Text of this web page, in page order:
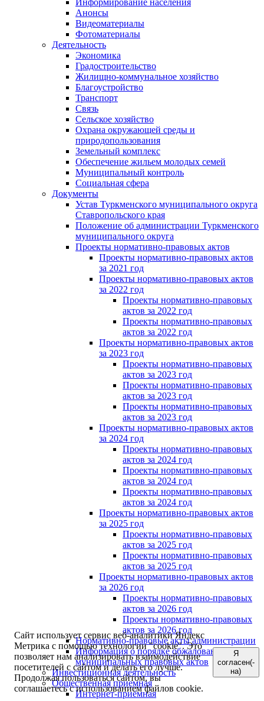
Анонсы
Видеоматериалы
Фотоматериалы
Деятельность
Экономика
Градостроительство
Жилищно-коммунальное хозяйство
Благоустройство
Транспорт
Связь
Сельское хозяйство
Охрана окружающей среды и
природопользования
Земельный комплекс
Обеспечение жильем молодых семей
Муниципальный контроль
Социальная сфера
Документы
Устав Туркменского муниципального округа
Ставропольского края
Положение об администрации Туркменского
муниципального округа
Проекты нормативно-правовых актов
Проекты нормативно-правовых актов
за 2021 год
Проекты нормативно-правовых актов
за 2022 год
Проекты нормативно-правовых
актов за 2022 год
Проекты нормативно-правовых
актов за 2022 год
Проекты нормативно-правовых актов
за 2023 год
Проекты нормативно-правовых
актов за 2023 год
Проекты нормативно-правовых
актов за 2023 год
Проекты нормативно-правовых
актов за 2023 год
Проекты нормативно-правовых актов
за 2024 год
Проекты нормативно-правовых
актов за 2024 год
Проекты нормативно-правовых
актов за 2024 год
Проекты нормативно-правовых
актов за 2024 год
Проекты нормативно-правовых актов
за 2025 год
Проекты нормативно-правовых
актов за 2025 год
Проекты нормативно-правовых
актов за 2025 год
Проекты нормативно-правовых актов
за 2026 год
Проекты нормативно-правовых
актов за 2026 год
Проекты нормативно-правовых
актов за 2026 год
Нормативно-правовые акты администрации
Информация о порядке обжалования
муниципальных правовых актов
Инвестиционная деятельность
Общественная приемная
Интернет-приёмная
Сайт использует сервис веб-аналитики Яндекс
Метрика с помощью технологии "cookie". Это
позволяет нам анализировать взаимодействие
посетителей с сайтом и делать его лучше.
Продолжая пользоваться сайтом, вы
соглашаетесь с использованием файлов cookie.
Я
согласен(-
на)